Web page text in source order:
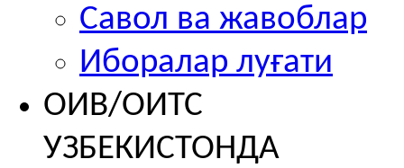
Савол ва жавоблар
Иборалар луғати
ОИВ/ОИТС
УЗБЕКИСТОНДА